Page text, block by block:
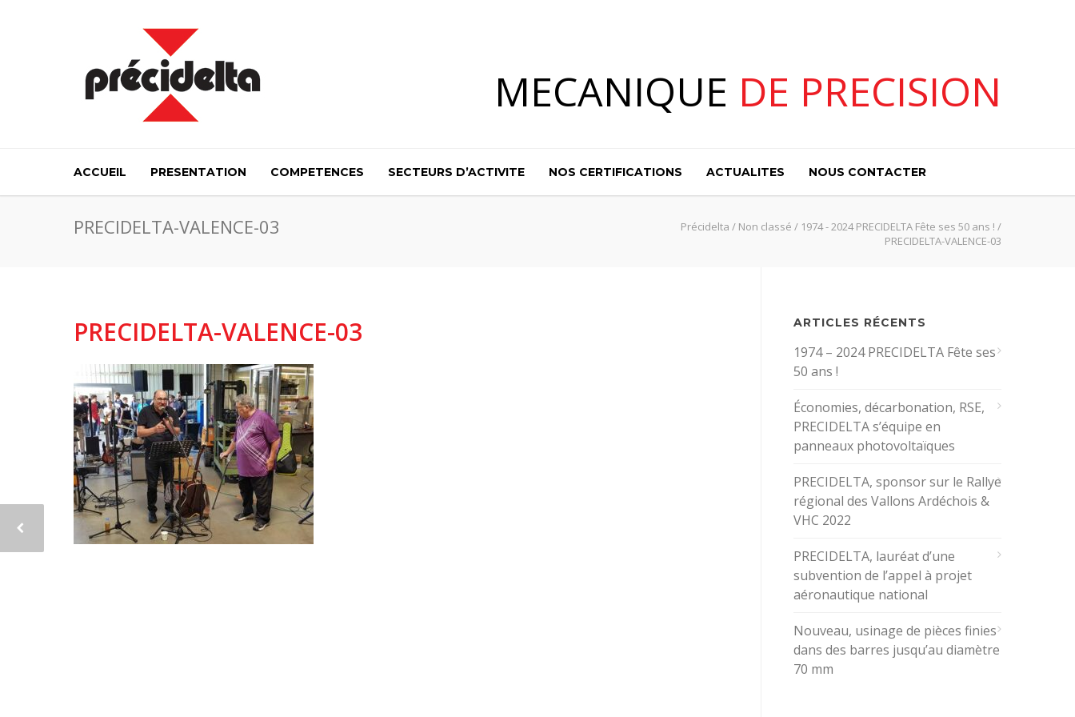
MECANIQUE DE PRECISION
ACCUEIL PRESENTATION COMPETENCES SECTEURS D’ACTIVITE NOS CERTIFICATIONS ACTUALITES NOUS CONTACTER
PRECIDELTA-VALENCE-03 Précidelta / Non classé / 1974 - 2024 PRECIDELTA Fête ses 50 ans ! /
PRECIDELTA-VALENCE-03
PRECIDELTA-VALENCE-03 ARTICLES RÉCENTS
1974 – 2024 PRECIDELTA Fête ses
50 ans !
Économies, décarbonation, RSE,
PRECIDELTA s’équipe en
panneaux photovoltaïques
PRECIDELTA, sponsor sur le Rallye
régional des Vallons Ardéchois &
VHC 2022
PRECIDELTA, lauréat d’une
subvention de l’appel à projet
aéronautique national
Nouveau, usinage de pièces finies
dans des barres jusqu’au diamètre
70 mm